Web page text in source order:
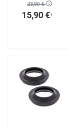
23,90 €
15,90 €¹